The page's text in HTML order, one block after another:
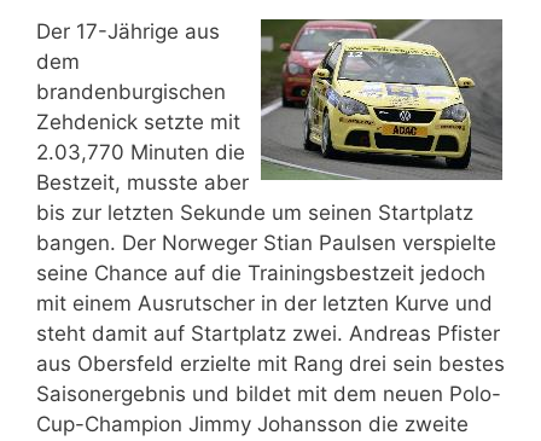
Der 17-Jährige aus
dem
brandenburgischen
Zehdenick setzte mit
2.03,770 Minuten die
Bestzeit, musste aber
bis zur letzten Sekunde um seinen Startplatz
bangen. Der Norweger Stian Paulsen verspielte
seine Chance auf die Trainingsbestzeit jedoch
mit einem Ausrutscher in der letzten Kurve und
steht damit auf Startplatz zwei. Andreas Pfister
aus Obersfeld erzielte mit Rang drei sein bestes
Saisonergebnis und bildet mit dem neuen Polo-
Cup-Champion Jimmy Johansson die zweite